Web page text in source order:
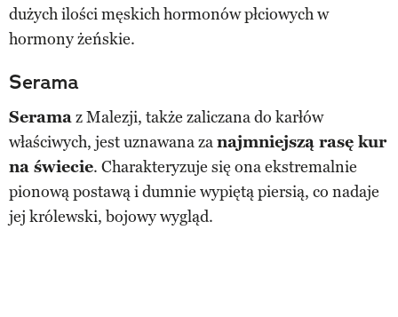
dużych ilości męskich hormonów płciowych w
hormony żeńskie.
Serama
Seramaz Malezji, także zaliczana do karłów
właściwych, jest uznawana zanajmniejszą rasę kur
na świecie. Charakteryzuje się ona ekstremalnie
pionową postawą i dumnie wypiętą piersią, co nadaje
jej królewski, bojowy wygląd.